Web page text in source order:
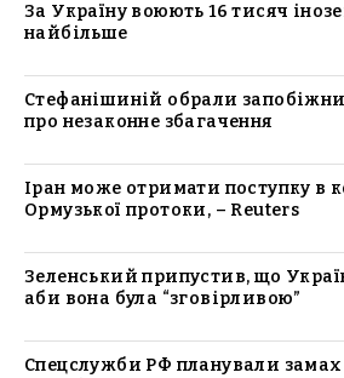
За Україну воюють 16 тисяч
найбільше
Стефанішиній обрали
про незаконне збагачення
Іран може отримати поступку в
Ормузької протоки, – Reuters
Зеленський припустив, що
аби вона була “зговірливою”
Спецслужби РФ планували замах